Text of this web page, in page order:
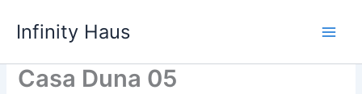
Infinity Haus
Casa Duna 05